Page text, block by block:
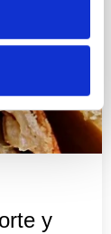
y